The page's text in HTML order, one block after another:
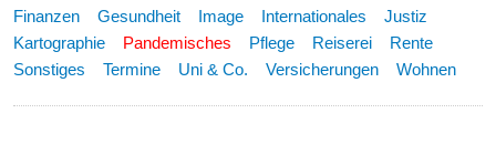
Finanzen
Gesundheit Image Internationales
Justiz
Kartographie
Pandemisches Pflege Reiserei
Rente
Sonstiges
Termine Uni & Co. Versicherungen Wohnen